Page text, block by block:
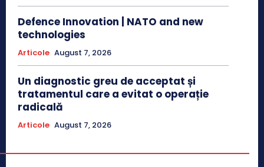
Defence Innovation | NATO and new
technologies
Articole August 7, 2026
Un diagnostic greu de acceptat și
tratamentul care a evitat o operație
radicală
Articole August 7, 2026